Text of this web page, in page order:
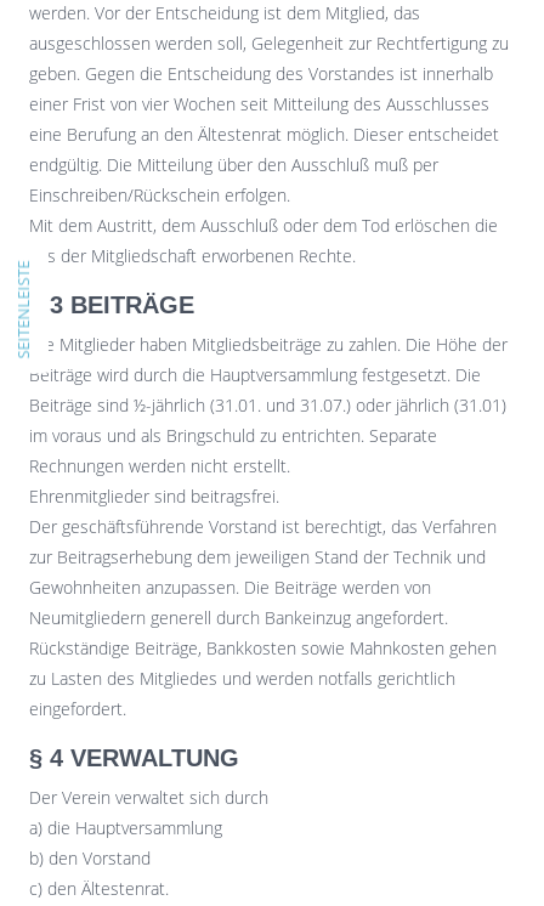
werden. Vor der Entscheidung ist dem Mitglied, das
ausgeschlossen werden soll, Gelegenheit zur Rechtfertigung zu
geben. Gegen die Entscheidung des Vorstandes ist innerhalb
einer Frist von vier Wochen seit Mitteilung des Ausschlusses
eine Berufung an den Ältestenrat möglich. Dieser entscheidet
endgültig. Die Mitteilung über den Ausschluß muß per
Einschreiben/Rückschein erfolgen.
Mit dem Austritt, dem Ausschluß oder dem Tod erlöschen die
aus der Mitgliedschaft erworbenen Rechte.
§ 3 BEITRÄGE
Die Mitglieder haben Mitgliedsbeiträge zu zahlen. Die Höhe der
Beiträge wird durch die Hauptversammlung festgesetzt. Die
Beiträge sind ½-jährlich (31.01. und 31.07.) oder jährlich (31.01)
im voraus und als Bringschuld zu entrichten. Separate
Rechnungen werden nicht erstellt.
Ehrenmitglieder sind beitragsfrei.
Der geschäftsführende Vorstand ist berechtigt, das Verfahren
zur Beitragserhebung dem jeweiligen Stand der Technik und
Gewohnheiten anzupassen. Die Beiträge werden von
Neumitgliedern generell durch Bankeinzug angefordert.
Rückständige Beiträge, Bankkosten sowie Mahnkosten gehen
zu Lasten des Mitgliedes und werden notfalls gerichtlich
eingefordert.
§ 4 VERWALTUNG
Der Verein verwaltet sich durch
a) die Hauptversammlung
b) den Vorstand
c) den Ältestenrat.
SEITENLEISTE